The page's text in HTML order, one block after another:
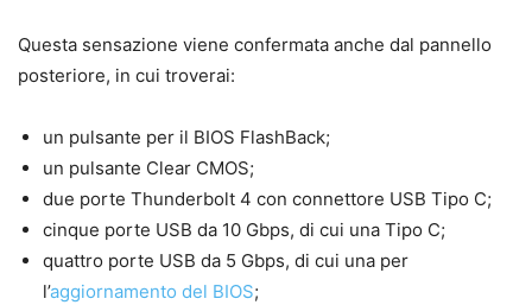
Questa sensazione viene confermata anche dal pannello
posteriore, in cui troverai:
un pulsante per il BIOS FlashBack;
un pulsante Clear CMOS;
due porte Thunderbolt 4 con connettore USB Tipo C;
cinque porte USB da 10 Gbps, di cui una Tipo C;
quattro porte USB da 5 Gbps, di cui una per
l’aggiornamento del BIOS;